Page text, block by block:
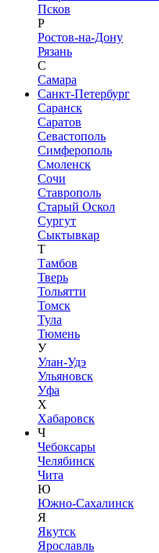
Псков
Р
Ростов-на-Дону
Рязань
С
Самара
Санкт-Петербург
Саранск
Саратов
Севастополь
Симферополь
Смоленск
Сочи
Ставрополь
Старый Оскол
Сургут
Сыктывкар
Т
Тамбов
Тверь
Тольятти
Томск
Тула
Тюмень
У
Улан-Удэ
Ульяновск
Уфа
Х
Хабаровск
Ч
Чебоксары
Челябинск
Чита
Ю
Южно-Сахалинск
Я
Якутск
Ярославль